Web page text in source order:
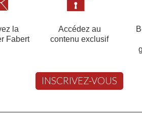
02 96 28 02 27
http://mfr-loudeac.asso.fr
la
Fabert
Accédez au
contenu exclusif
INSCRIVEZ-VOUS